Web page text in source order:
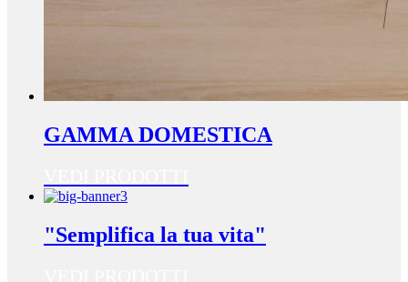
GAMMA DOMESTICA
"Semplifica la tua vita"